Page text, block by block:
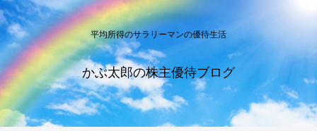
平均所得のサラリーマンの優待生活
かぶ太郎の株主優待ブログ